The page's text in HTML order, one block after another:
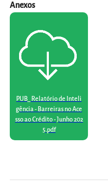
Anexos
PUB_ Relatório de Inteli
gência - Barreiras no Ace
sso ao Crédito - Junho 202
5.pdf